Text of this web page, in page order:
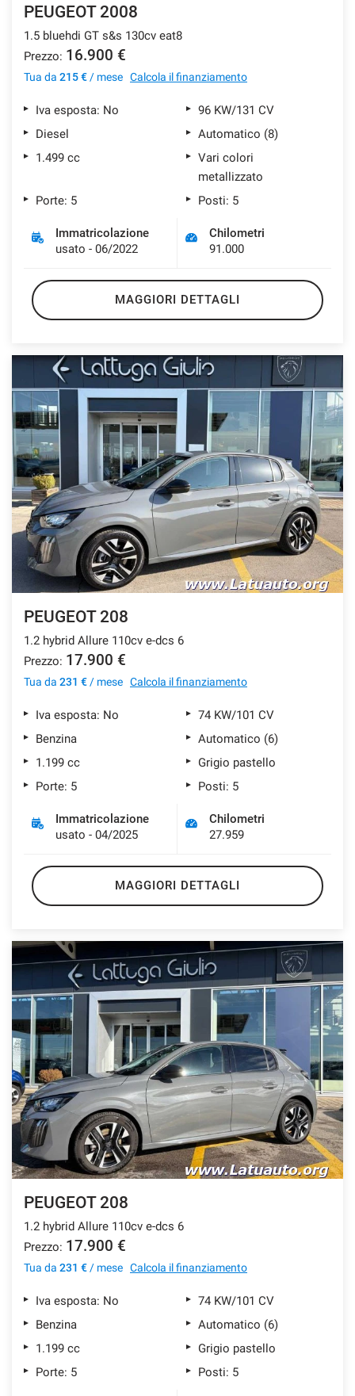
PEUGEOT 2008
1.5 bluehdi GT s&s 130cv eat8
Prezzo: 16.900 €
Tua da 215 € / mese Calcola il finanziamento
Iva esposta: No
96 KW/131 CV
Diesel
Automatico (8)
1.499 cc
Vari colori
metallizzato
Porte: 5
Posti: 5
Immatricolazione
usato - 06/2022
Chilometri
91.000
MAGGIORI DETTAGLI
PEUGEOT 208
1.2 hybrid Allure 110cv e-dcs 6
Prezzo: 17.900 €
Tua da 231 € / mese Calcola il finanziamento
Iva esposta: No
74 KW/101 CV
Benzina
Automatico (6)
1.199 cc
Grigio pastello
Porte: 5
Posti: 5
Immatricolazione
usato - 04/2025
Chilometri
27.959
MAGGIORI DETTAGLI
PEUGEOT 208
1.2 hybrid Allure 110cv e-dcs 6
Prezzo: 17.900 €
Tua da 231 € / mese Calcola il finanziamento
Iva esposta: No
74 KW/101 CV
Benzina
Automatico (6)
1.199 cc
Grigio pastello
Porte: 5
Posti: 5